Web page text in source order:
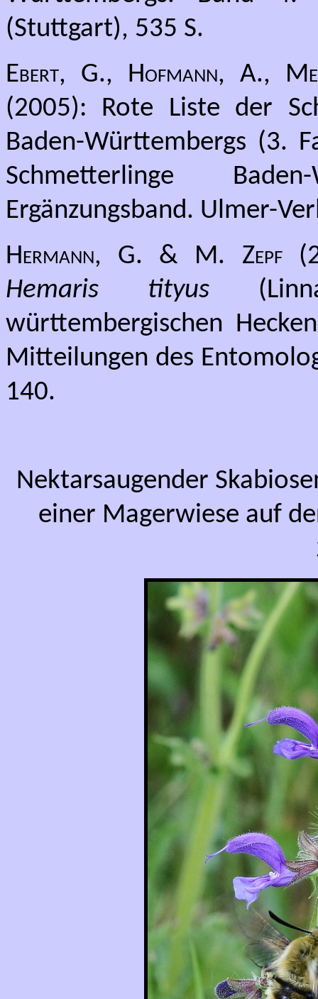
(Stuttgart), 535 S.
Ebert, G., Hofmann, A.,
(2005): Rote Liste der
Baden-Württembergs (3.
Schmetterlinge
Ergänzungsband. Ulmer-
Hermann, G. & M. Zepf
Hemaris tityus
württembergischen
Mitteilungen des
140.
Nektarsaugender
einer Magerwiese auf